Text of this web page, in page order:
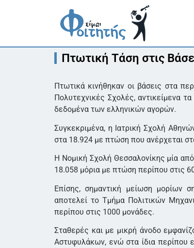
Πτωτική Τάση στις
Πτωτικά κινήθηκαν οι βάσεις στα
Πολυτεχνικές Σχολές, αντικείμενα
δεδομένα των ελληνικών αγορών.
Συγκεκριμένα, η Ιατρική Σχολή
στα 18.924 με πτώση που ανέρχεται
Η Νομική Σχολή Θεσσαλονίκης μία
18.058 μόρια με πτώση περίπου στις
Επίσης, σημαντική μείωση μορίων
αποτελεί το Τμήμα Πολιτικών
περίπου στις 1000 μονάδες.
Σταθερές και με μικρή άνοδο
Αστυφυλάκων, ενώ στα ίδια περίπου